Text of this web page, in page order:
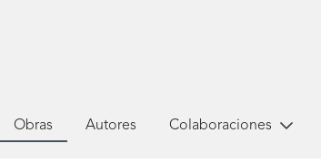
Obras Autores Colaboraciones